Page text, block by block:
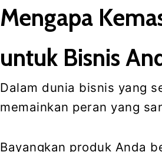
Mengapa
untuk Bisnis
Dalam dunia bisnis yang
memainkan peran yang
Bayangkan produk Anda